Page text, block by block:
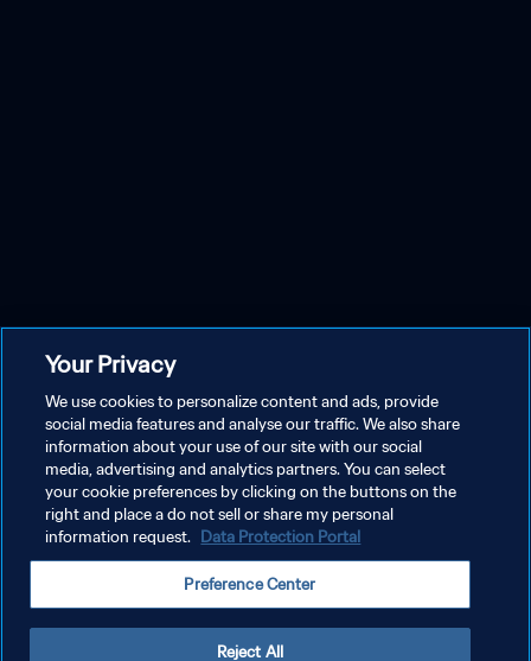
Your Privacy
We use cookies to personalize content and ads, provide
social media features and analyse our traffic. We also share
information about your use of our site with our social
media, advertising and analytics partners. You can select
your cookie preferences by clicking on the buttons on the
right and place a do not sell or share my personal
information request. Data Protection Portal
Preference Center
Reject All